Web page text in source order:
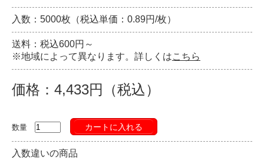
入数：5000枚（税込単価：0.89円/枚）
送料：税込600円～
※地域によって異なります。詳しくはこちら
価格：4,433円（税込）
数量 カートに入れる
入数違いの商品